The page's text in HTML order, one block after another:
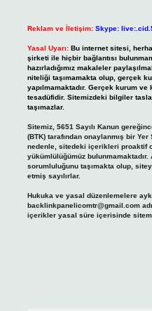
Reklam ve İletişim: Skype:
Yasal Uyarı: Bu internet sitesi,
şirketi ile hiçbir bağlantısı
hazırladığımız makaleler
niteliği taşımamakta olup, gerçek
yapılmamaktadır. Gerçek kurum
tesadüfidir. Sitemizdeki bilgiler
taşımazlar.
Sitemiz, 5651 Sayılı Kanun
(BTK) tarafından onaylanmış bir
nedenle, sitedeki içerikleri proaktif
yükümlülüğümüz
sorumluluğunu taşımakta olup,
etmiş sayılırlar.
Hukuka ve yasal düzenlemelere
backlinkpanelicomtr@gmail.com
içerikler yasal süre içerisinde